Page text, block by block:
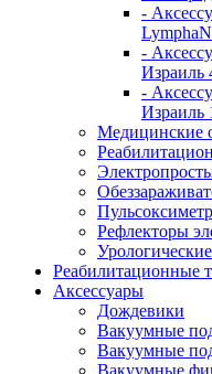
-
-
Израиль
-
Израиль
Медицинские
Рефлекторы
Реабилитационные
Аксессуары
Дождевики
Вакуумные
Вакуумные
Вакуумные